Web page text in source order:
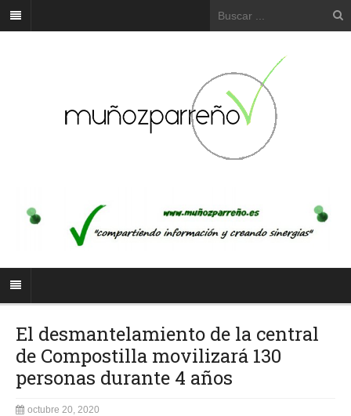
El desmantelamiento de la central
de Compostilla movilizará 130
personas durante 4 años
octubre 20, 2020